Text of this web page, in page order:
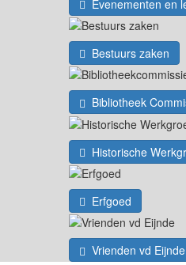
Evenementen en
Bestuurs zaken
Bibliotheek
Historische
Erfgoed
Vrienden vd Eijnde